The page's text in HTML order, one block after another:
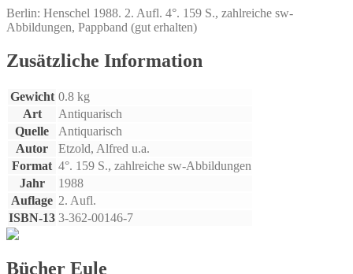
Berlin: Henschel 1988. 2. Aufl. 4°. 159 S., zahlreiche sw-
Abbildungen, Pappband (gut erhalten)
Zusätzliche Information
Gewicht 0.8 kg
Art
Antiquarisch
Quelle
Antiquarisch
Autor
Etzold, Alfred u.a.
Format 4°. 159 S., zahlreiche sw-Abbildungen
Jahr
1988
Auflage 2. Aufl.
ISBN-13 3-362-00146-7
Bücher Eule